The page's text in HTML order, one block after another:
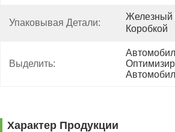
Упаковывая Детали:
Железный
Коробкой
Выделить:
Характер Продукции